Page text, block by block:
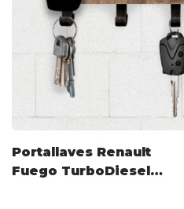
Portallaves Renault
Fuego TurboDiesel